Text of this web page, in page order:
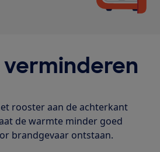
rooster aan de achterkant
de warmte minder goed
brandgevaar ontstaan.